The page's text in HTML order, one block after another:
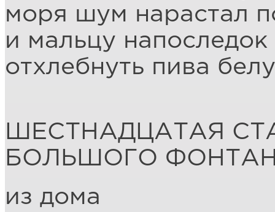
моря шум нарастал
и мальцу напоследок
отхлебнуть пива
ШЕСТНАДЦАТАЯ
БОЛЬШОГО
из дома